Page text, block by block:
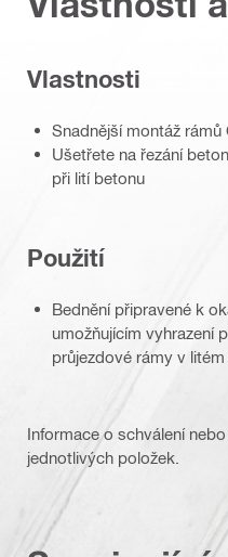
Vlastnosti
Snadnější montáž
Ušetřete na řezání
při lití betonu
Použití
Bednění připravené k
umožňujícím vyhrazení
průjezdové rámy v
Informace o schválení
jednotlivých položek.